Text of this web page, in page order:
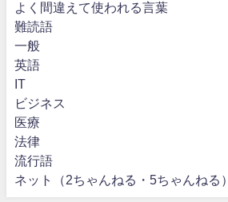
よく間違えて使われる言葉
難読語
一般
英語
IT
ビジネス
医療
法律
流行語
ネット（2ちゃんねる・5ちゃんねる）